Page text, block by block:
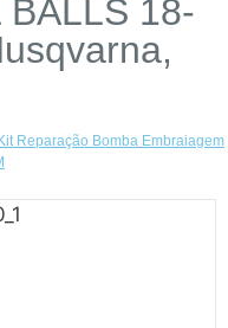
BALLS 18-
Reparação Bomba Embraiagem